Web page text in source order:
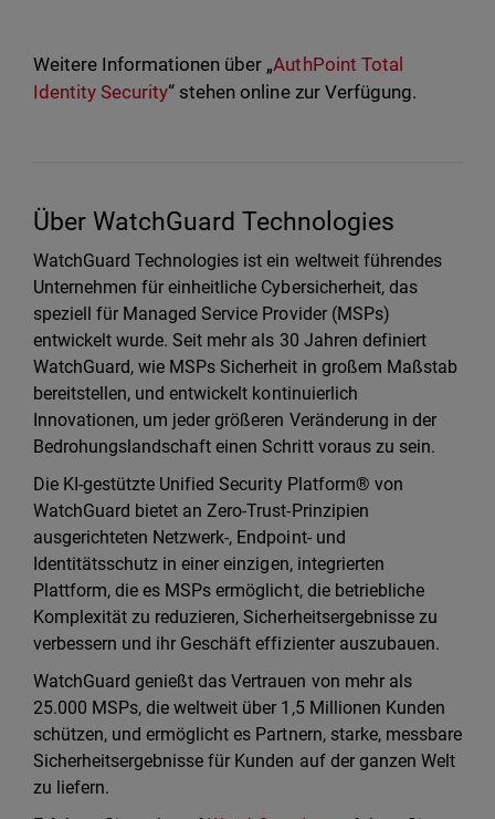
Weitere Informationen über „AuthPoint Total
Identity Security“ stehen online zur Verfügung.
Über WatchGuard Technologies
WatchGuard Technologies ist ein weltweit führendes
Unternehmen für einheitliche Cybersicherheit, das
speziell für Managed Service Provider (MSPs)
entwickelt wurde. Seit mehr als 30 Jahren definiert
WatchGuard, wie MSPs Sicherheit in großem Maßstab
bereitstellen, und entwickelt kontinuierlich
Innovationen, um jeder größeren Veränderung in der
Bedrohungslandschaft einen Schritt voraus zu sein.
Die KI-gestützte Unified Security Platform® von
WatchGuard bietet an Zero-Trust-Prinzipien
ausgerichteten Netzwerk-, Endpoint- und
Identitätsschutz in einer einzigen, integrierten
Plattform, die es MSPs ermöglicht, die betriebliche
Komplexität zu reduzieren, Sicherheitsergebnisse zu
verbessern und ihr Geschäft effizienter auszubauen.
WatchGuard genießt das Vertrauen von mehr als
25.000 MSPs, die weltweit über 1,5 Millionen Kunden
schützen, und ermöglicht es Partnern, starke, messbare
Sicherheitsergebnisse für Kunden auf der ganzen Welt
zu liefern.